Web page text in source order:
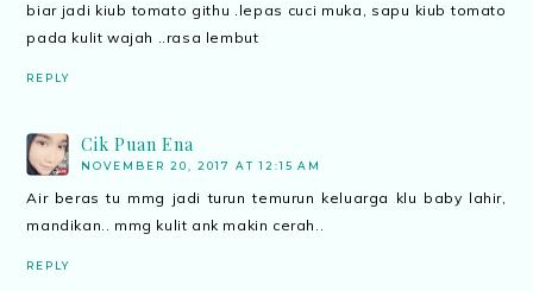
biar jadi kiub tomato githu .lepas cuci muka, sapu kiub tomato
pada kulit wajah ..rasa lembut
REPLY
Cik Puan Ena
NOVEMBER 20, 2017 AT 12:15 AM
Air beras tu mmg jadi turun temurun keluarga klu baby lahir,
mandikan.. mmg kulit ank makin cerah..
REPLY